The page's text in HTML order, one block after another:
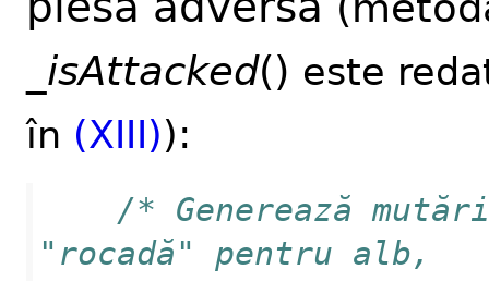
isAttacked() este
în (XIII)):
/* Generează
"rocadă" pentru alb,